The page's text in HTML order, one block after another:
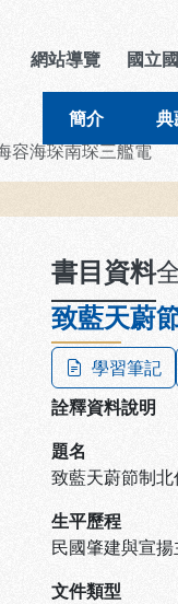
網站導覽 國立
簡介 典
容海琛南琛三艦電
書目資料
致藍天蔚
學習筆記
詮釋資料說明
題名
致藍天蔚節制
生平歷程
民國肇建與宣
文件類型